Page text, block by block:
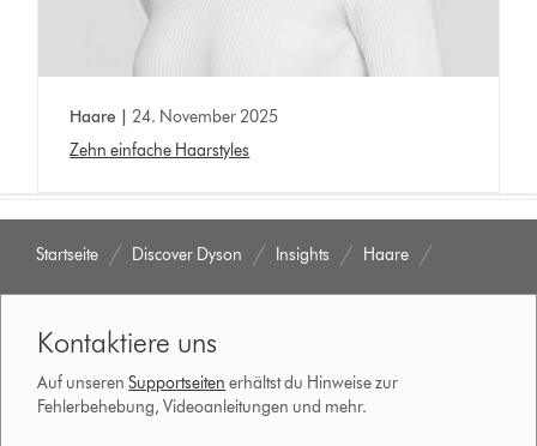
Haare |
24. November 2025
Zehn einfache Haarstyles
Startseite Discover Dyson Insights Haare
Kontaktiere uns
Auf unserenSupportseiten erhältst du Hinweise zur
Fehlerbehebung, Videoanleitungen und mehr.